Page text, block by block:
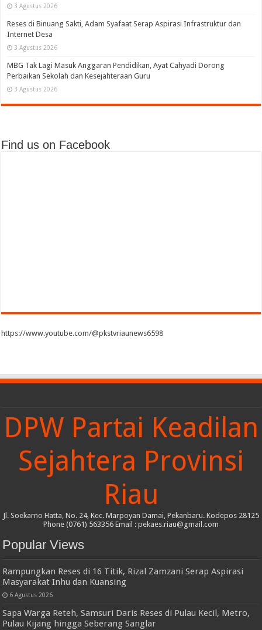
3 Agustus 2026
Reses di Binuang Sakti, Adam Syafaat Serap Aspirasi Infrastruktur dan
Internet Desa
3 Agustus 2026
MBG Tak Lagi Masuk Anggaran Pendidikan, Ayat Cahyadi Dorong
Perbaikan Sekolah dan Kesejahteraan Guru
3 Agustus 2026
Find us on Facebook
https://www.youtube.com/@pkstvriaunews6598
DPW Partai Keadilan
Sejahtera Provinsi
Riau
Jl. Soekarno Hatta, No. 24, Kec. Marpoyan Damai, Pekanbaru. Kodepos 28125
Phone (0761) 563356 Email : pekaes.riau@gmail.com
Popular Views
Rampungkan Reses di 16 Titik, Rizal Zamzani Serap Aspirasi
Masyarakat Inhu dan Kuansing
6 Agustus 2026
Sapa Warga Reteh, Samsuri Daris Reses di Pulau Kecil, Metro,
Pulau Kijang hingga Seberang Sanglar